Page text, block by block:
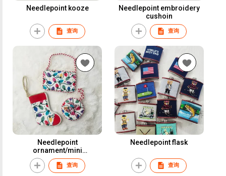
Needlepoint kooze
查询
Needlepoint embroidery
cushoin
查询
Needlepoint
ornament/mini
stocking/door hanger
查询
Needlepoint flask
查询